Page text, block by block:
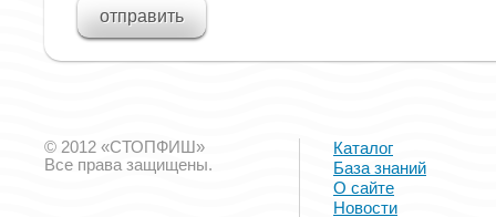
© 2012 «СТОПФИШ»
Все права защищены.
Каталог
База знаний
О сайте
Новости